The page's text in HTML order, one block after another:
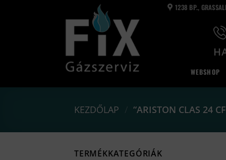
1238 BP.,
WEBSHOP
KEZDŐLAP / “ARISTON CLAS 24
TERMÉKKATEGÓRIÁK